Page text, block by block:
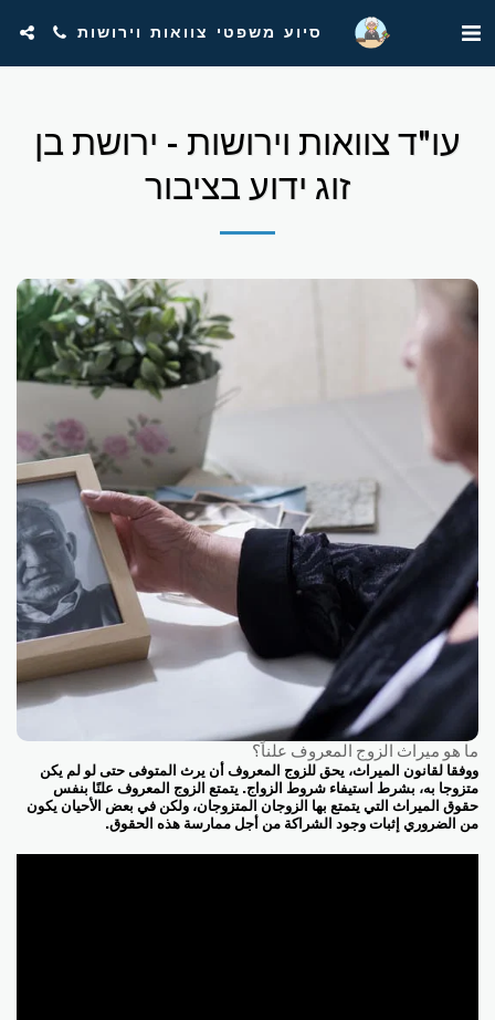
סיוע משפטי צוואות וירושות
עו"ד צוואות וירושות - ירושת בן
זוג ידוע בציבור
ما هو ميراث الزوج المعروف علناً؟
ووفقا لقانون الميراث، يحق للزوج المعروف أن يرث المتوفى حتى لو لم يكن
متزوجا به، بشرط استيفاء شروط الزواج. يتمتع الزوج المعروف علنًا بنفس
حقوق الميراث التي يتمتع بها الزوجان المتزوجان، ولكن في بعض الأحيان يكون
من الضروري إثبات وجود الشراكة من أجل ممارسة هذه الحقوق.